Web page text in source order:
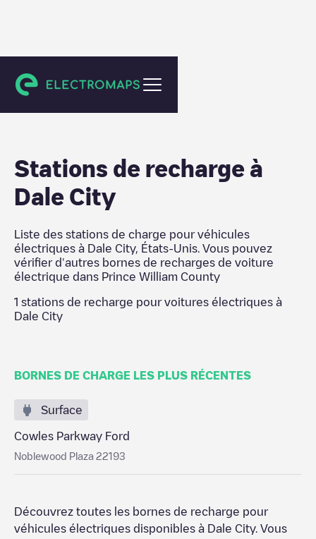
Prince William County
Stations de recharge à
Dale City
Liste des stations de charge pour véhicules
électriques à Dale City, États-Unis . Vous pouvez
vérifier d'autres bornes de recharges de voiture
électrique dans Prince William County
1 stations de recharge pour voitures électriques à
Dale City
BORNES DE CHARGE LES PLUS RÉCENTES
Surface
Cowles Parkway Ford
Noblewood Plaza 22193
Découvrez toutes les bornes de recharge pour
véhicules électriques disponibles à Dale City. Vous